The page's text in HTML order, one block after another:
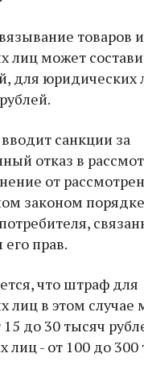
товаров
лиц может
для юридических
санкции за
отказ в
от
законом порядке
прав.
что штраф для
лиц в этом случае
15 до 30 тысяч
лиц - от 100 до 300